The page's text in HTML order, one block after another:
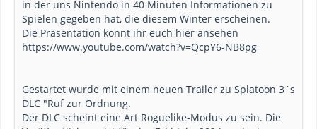
in der uns Nintendo in 40 Minuten Informationen zu
Spielen gegeben hat, die diesem Winter erscheinen.
Die Präsentation könnt ihr euch hier ansehen
https://www.youtube.com/watch?v=QcpY6-NB8pg
Gestartet wurde mit einem neuen Trailer zu Splatoon 3´s
DLC "Ruf zur Ordnung.
Der DLC scheint eine Art Roguelike-Modus zu sein. Die